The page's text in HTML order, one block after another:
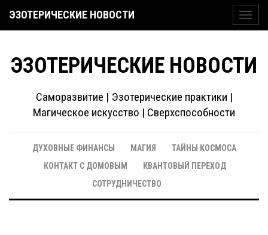
ЭЗОТЕРИЧЕСКИЕ НОВОСТИ
ЭЗОТЕРИЧЕСКИЕ НОВОСТИ
Саморазвитие | Эзотерические практики |
Магическое искусство | Сверхспособности
ДУХОВНЫЕ ФИНАНСЫ МАГИЯ
ТАЙНЫ КОСМОСА
КОНТАКТ С ДОМОВЫМ
КВАНТОВЫЙ ПЕРЕХОД
СОТРУДНИЧЕСТВО